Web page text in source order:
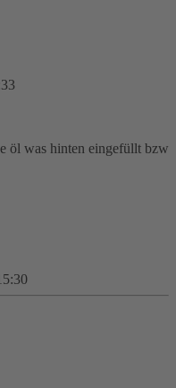
öl was hinten eingefüllt bzw